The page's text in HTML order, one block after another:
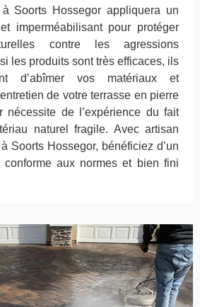
Soorts Hossegor appliquera un
imperméabilisant pour protéger
contre les agressions
les produits sont très efficaces, ils
d’abîmer vos matériaux et
de votre terrasse en pierre
nécessite de l’expérience du fait
naturel fragile. Avec artisan
Soorts Hossegor, bénéficiez d’un
conforme aux normes et bien fini